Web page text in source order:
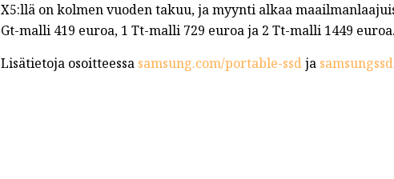
X5:llä on kolmen vuoden takuu, ja myynti alkaa
Gt-malli 419 euroa, 1 Tt-malli 729 euroa ja 2 Tt-malli 1449 euroa.
Lisätietoja osoitteessa samsung.com/portable-ssdja